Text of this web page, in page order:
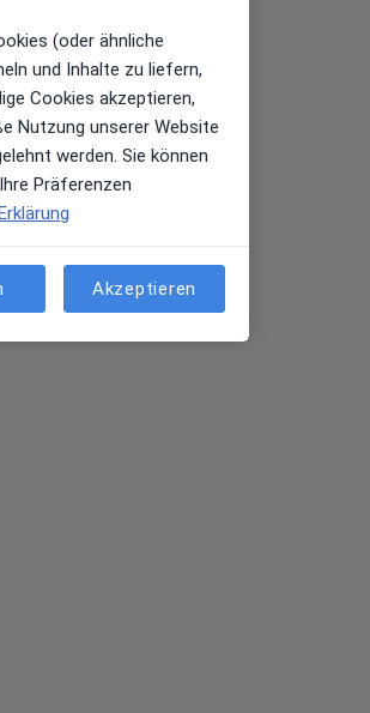
(oder ähnliche
und Inhalte zu liefern,
Cookies akzeptieren,
Nutzung unserer Website
werden. Sie können
Präferenzen
Akzeptieren